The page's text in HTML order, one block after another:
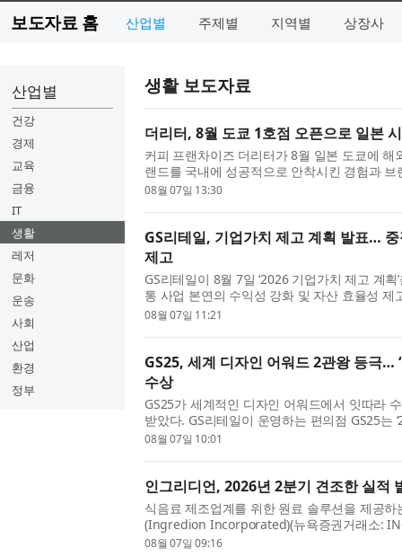
보도자료 홈 산업별 주제별 지역별 상장사
산업별
건강
경제
교육
금융
IT
생활
레저
문화
운송
사회
산업
환경
정부
생활 보도자료
더리터, 8월 도쿄 1호점 오픈으로 일본
커피 프랜차이즈 더리터가 8월 일본 도쿄에
랜드를 국내에 성공적으로 안착시킨 경험과
을 갖춘 임원진이 직접 주도한다는 점에서 주
08월 07일 13:30
GS리테일, 기업가치 제고 계획 발표…
제고
GS리테일이 8월 7일 ‘2026 기업가치 제고 계
통 사업 본연의 수익성 강화 및 자산 효율성
가치를 제고하고 주주환원 정책을 강화한다는
08월 07일 11:21
GS25, 세계 디자인 어워드 2관왕 등극…
수상
GS25가 세계적인 디자인 어워드에서 잇따라
받았다. GS리테일이 운영하는 편의점 GS25는
Design Award)’ 브랜드&커뮤니케이션 부문에
08월 07일 10:01
인그리디언, 2026년 2분기 견조한 실적
식음료 제조업계를 위한 원료 솔루션을 제공
(Ingredion Incorporated)(뉴욕증권거래소:
다. 인그리디언 회장 겸 사장, 최고경영자
08월 07일 09:16